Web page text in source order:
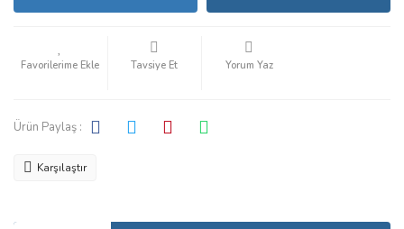
Tavsiye Et Yorum Yaz
Ürün Paylaş :
Karşılaştır